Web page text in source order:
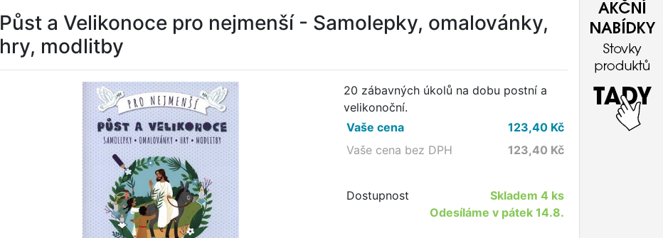
Půst a Velikonoce pro nejmenší - Samolepky, omalovánky,
hry, modlitby
20 zábavných úkolů na dobu postní a
velikonoční.
Vaše cena
123,40Kč
Vaše cena bez DPH
123,40 Kč
Dostupnost Skladem 4 ks
Odesíláme v pátek 14.8.